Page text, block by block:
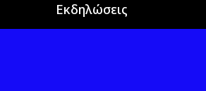
Εκδηλώσεις